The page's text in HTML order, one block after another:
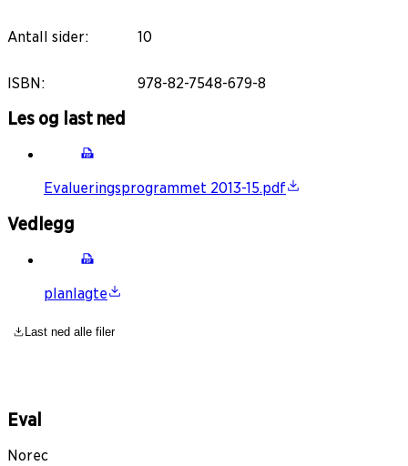
Antall sider: 10
ISBN: 978-82-7548-679-8
Les og last ned
Evalueringsprogrammet 2013-15.pdf
Vedlegg
planlagte
Last ned alle filer
Eval
Norec